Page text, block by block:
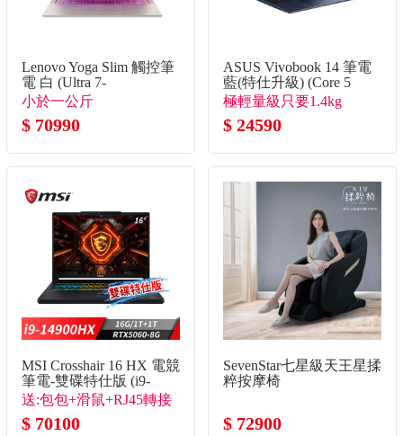
Lenovo Yoga Slim 觸控筆
電 白 (Ultra 7-
355/32G/1TB SSD/W11)
小於一公斤
$ 70990
ASUS Vivobook 14 筆電
藍(特仕升級) (Core 5
120U/8G+8G/1TB
SSD/W11)
極輕量級只要1.4kg
$ 24590
MSI Crosshair 16 HX 電競
筆電-雙碟特仕版 (i9-
14900HX/16G/1T+1T/RTX5060-
8G/Win11)
送:包包+滑鼠+RJ45轉接
線+保溫杯+清潔組
$ 70100
SevenStar七星級天王星揉
粹按摩椅
$ 72900